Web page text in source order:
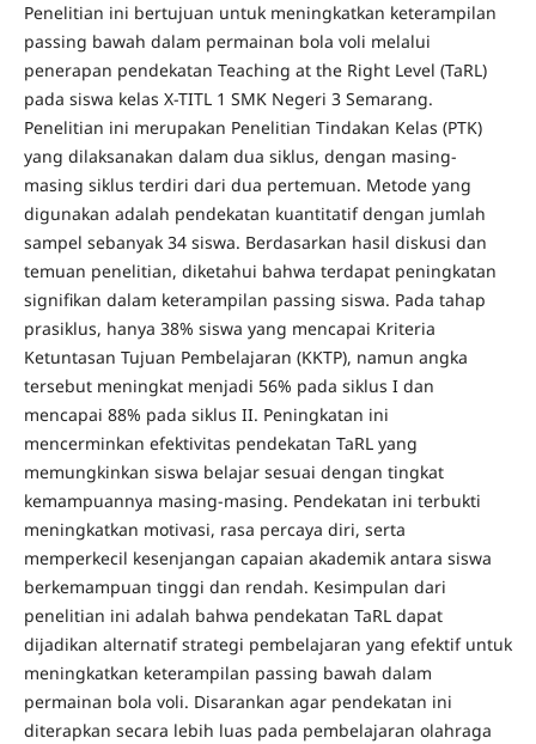
Penelitian ini bertujuan untuk meningkatkan keterampilan
passing bawah dalam permainan bola voli melalui
penerapan pendekatan Teaching at the Right Level (TaRL)
pada siswa kelas X-TITL 1 SMK Negeri 3 Semarang.
Penelitian ini merupakan Penelitian Tindakan Kelas (PTK)
yang dilaksanakan dalam dua siklus, dengan masing-
masing siklus terdiri dari dua pertemuan. Metode yang
digunakan adalah pendekatan kuantitatif dengan jumlah
sampel sebanyak 34 siswa. Berdasarkan hasil diskusi dan
temuan penelitian, diketahui bahwa terdapat peningkatan
signifikan dalam keterampilan passing siswa. Pada tahap
prasiklus, hanya 38% siswa yang mencapai Kriteria
Ketuntasan Tujuan Pembelajaran (KKTP), namun angka
tersebut meningkat menjadi 56% pada siklus I dan
mencapai 88% pada siklus II. Peningkatan ini
mencerminkan efektivitas pendekatan TaRL yang
memungkinkan siswa belajar sesuai dengan tingkat
kemampuannya masing-masing. Pendekatan ini terbukti
meningkatkan motivasi, rasa percaya diri, serta
memperkecil kesenjangan capaian akademik antara siswa
berkemampuan tinggi dan rendah. Kesimpulan dari
penelitian ini adalah bahwa pendekatan TaRL dapat
dijadikan alternatif strategi pembelajaran yang efektif untuk
meningkatkan keterampilan passing bawah dalam
permainan bola voli. Disarankan agar pendekatan ini
diterapkan secara lebih luas pada pembelajaran olahraga